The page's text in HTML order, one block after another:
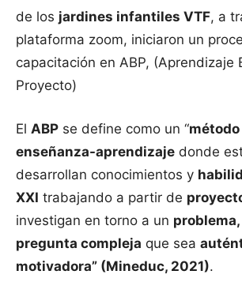
de los jardines infantiles VTF, a
plataforma zoom, iniciaron un
capacitación en ABP, (Aprendizaje
Proyecto)
El ABP se define como un “método
enseñanza-aprendizaje donde
desarrollan conocimientos y
XXI trabajando a partir de
investigan en torno a un
pregunta compleja que sea
motivadora” (Mineduc, 2021).